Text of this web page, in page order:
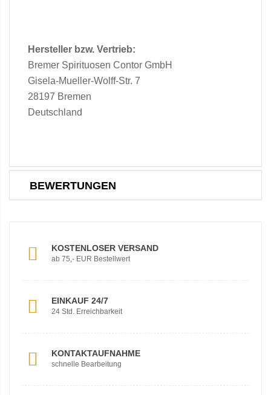
Hersteller bzw. Vertrieb:
Bremer Spirituosen Contor GmbH
Gisela-Mueller-Wolff-Str. 7
28197 Bremen
Deutschland
BEWERTUNGEN
KOSTENLOSER VERSAND
ab 75,- EUR Bestellwert
EINKAUF 24/7
24 Std. Erreichbarkeit
KONTAKTAUFNAHME
schnelle Bearbeitung